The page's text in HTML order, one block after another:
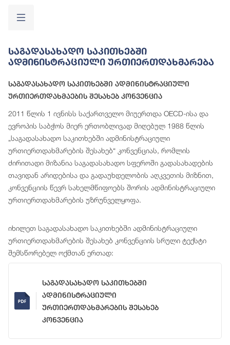
Საგადასახადო Საკითხებში
Ადმინისტრაციული Ურთიერთდახმარება
Საგადასახადო Საკითხებში Ადმინისტრაციული
Ურთიერთდახმაების Შესახებ Კონვენცია
2011 წლის 1 ივნისს საქართველო მიუერთდა OECD-ისა და
ევროპის საბჭოს მიერ ერთობლივად მიღებულ 1988 წლის
„საგადასახადო საკითხებში ადმინისტრაციული
ურთიერთდახმარების შესახებ“ კონვენციას, რომლის
ძირითადი მიზანია საგადასახადო სფეროში გადასახადების
თავიდან არიდებისა და გადაუხდელობის აღკვეთის მიზნით,
კონვენციის წევრ სახელმწიფოებს შორის ადმინისტრაციული
ურთიერთდახმარების უზრუნველყოფა.
იხილეთ საგადასახადო საკითხებში ადმინისტრაციული
ურთიერთდახმარების შესახებ კონვენციის სრული ტექსტი
შემსწორებელ ოქმთან ერთად:
Საგადასახადო Საკითხებში
Ადმინისტრაციული
Ურთიერთდახმარების Შესახებ
Კონვენცია